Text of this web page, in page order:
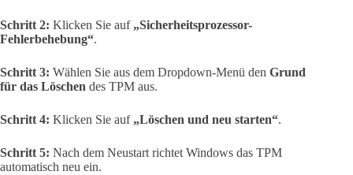
Schritt 2: Klicken Sie auf „Sicherheitsprozessor-
Fehlerbehebung“.
Schritt 3: Wählen Sie aus dem Dropdown-Menü den Grund
für das Löschen des TPM aus.
Schritt 4: Klicken Sie auf „Löschen und neu starten“.
Schritt 5: Nach dem Neustart richtet Windows das TPM
automatisch neu ein.